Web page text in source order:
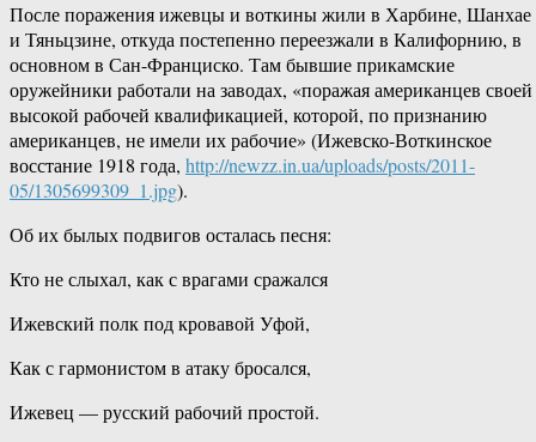
После поражения ижевцы и воткины жили в Харбине, Шанхае
и Тяньцзине, откуда постепенно переезжали в Калифорнию, в
основном в Сан-Франциско. Там бывшие прикамские
оружейники работали на заводах, «поражая американцев своей
высокой рабочей квалификацией, которой, по признанию
американцев, не имели их рабочие» (Ижевско-Воткинское
восстание 1918 года, http://newzz.in.ua/uploads/posts/2011-
05/1305699309_1.jpg).
Об их былых подвигов осталась песня:
Кто не слыхал, как с врагами сражался
Ижевский полк под кровавой Уфой,
Как с гармонистом в атаку бросался,
Ижевец — русский рабочий простой.